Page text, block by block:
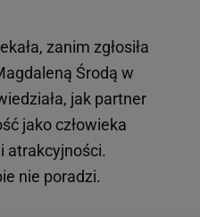
zanim zgłosiła
Środą w
jak partner
jako człowieka
atrakcyjności.
nie poradzi.